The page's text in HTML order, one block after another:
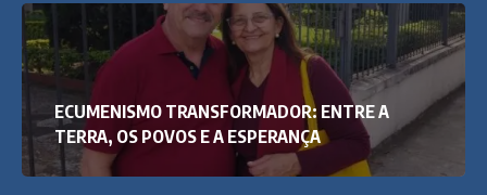
ECUMENISMO TRANSFORMADOR: ENTRE A
TERRA, OS POVOS E A ESPERANÇA